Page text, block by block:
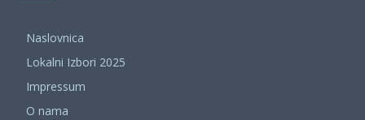
Naslovnica
Lokalni Izbori 2025
Impressum
O nama